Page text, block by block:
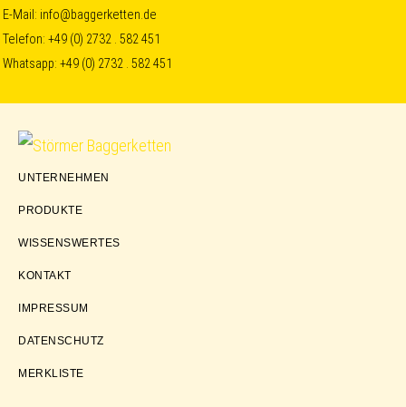
Skip
to
primary
navigation
Skip
to
content
Skip
to
E-Mail: info@baggerketten.de
Telefon:+49 (0) 2732 . 582 451
Whatsapp:+49 (0) 2732 . 582 451
Störmer
UNTERNEHMEN
PRODUKTE
WISSENSWERTES
KONTAKT
IMPRESSUM
DATENSCHUTZ
MERKLISTE